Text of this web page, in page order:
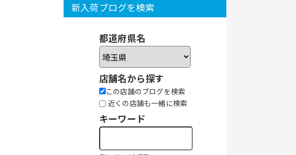
新入荷ブログを検索
都道府県名
店舗名から探す
この店舗のブログを検索
近くの店舗も一緒に検索
キーワード